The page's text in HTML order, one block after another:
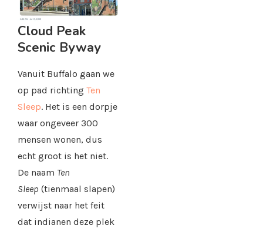
Cloud Peak
Scenic Byway
Vanuit Buffalo gaan we
op pad richting Ten
Sleep. Het is een dorpje
waar ongeveer 300
mensen wonen, dus
echt groot is het niet.
De naam Ten
Sleep (tienmaal slapen)
verwijst naar het feit
dat indianen deze plek